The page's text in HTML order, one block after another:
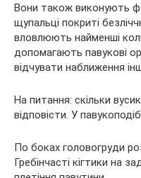
Вони також виконують
щупальці покриті
вловлюють найменші
допомагають павукові
відчувати наближення
На питання: скільки
відповісти. У
По боках головогруди
Гребінчасті кігтики на